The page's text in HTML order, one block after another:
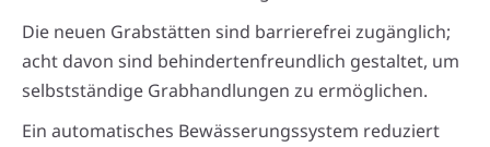
Die neuen Grabstätten sind barrierefrei zugänglich;
acht davon sind behindertenfreundlich gestaltet, um
selbstständige Grabhandlungen zu ermöglichen.
Ein automatisches Bewässerungssystem reduziert